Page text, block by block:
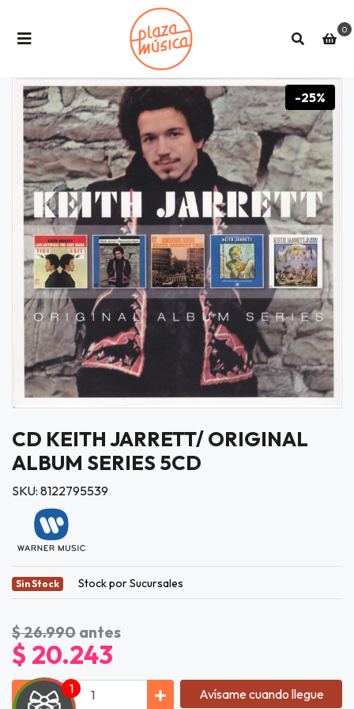
0
-25%
CD KEITH JARRETT/ ORIGINAL
ALBUM SERIES 5CD
SKU: 8122795539
Sin Stock Stock por Sucursales
$ 26.990 antes
$ 20.243
Avísame cuando llegue